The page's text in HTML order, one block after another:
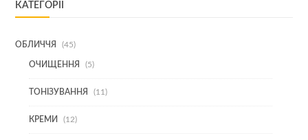
КАТЕГОРІЇ
ОБЛИЧЧЯ 4545
ОЧИЩЕННЯ
55
ТОНІЗУВАННЯ
1111
КРЕМИ
1212